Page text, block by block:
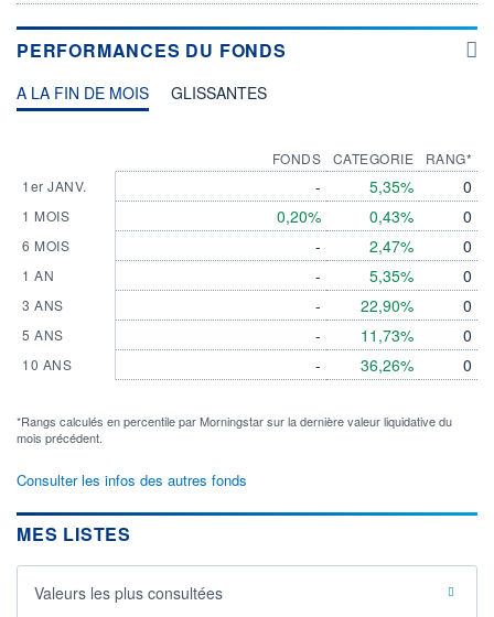
PERFORMANCES DU FONDS
A LA FIN DE MOIS GLISSANTES
1er JANV.
1 MOIS
6 MOIS
1 AN
3 ANS
5 ANS
10 ANS
FONDS
-
0,20%
-
-
-
-
-
CATEGORIE
5,35%
0,43%
2,47%
5,35%
22,90%
11,73%
36,26%
RANG*
0
0
0
0
0
0
0
*Rangs calculés en percentile par Morningstar sur la dernière valeur liquidative du
mois précédent.
Consulter les infos des autres fonds
MES LISTES
Valeurs les plus consultées